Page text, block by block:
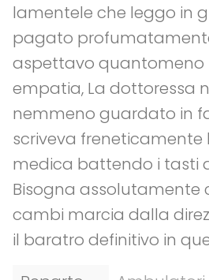
lamentele che leggo in
pagato
aspettavo quantomeno
empatia, La dottoressa
nemmeno guardato in
scriveva freneticamente
medica battendo i tasti
Bisogna assolutamente
cambi marcia dalla
il baratro definitivo in